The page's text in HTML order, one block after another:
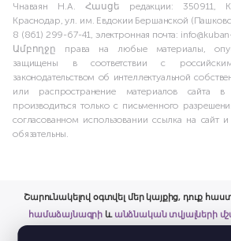
Чнаваян Н.А. Հասցե редакции: 350911,
Краснодар, ул. им. Евдокии Бершанской
8 (861) 299-67-41, электронная почта:
Ամբողջը права на любые материалы,
защищены в соответствии с
законодательством об интеллектуальной
или распространение материалов
производиться только с письменного
согласованном использовании ссылка на сайт и
обязательны.
Շարունակելով օգտվել մեր կայքից, դուք
համաձայնագրի և անձնական տվյալների